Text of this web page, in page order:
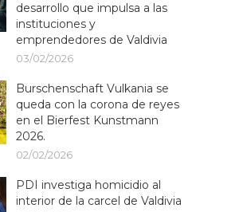
desarrollo que impulsa a las
instituciones y
emprendedores de Valdivia
03/02/2026
Burschenschaft Vulkania se
queda con la corona de reyes
en el Bierfest Kunstmann
2026.
02/02/2026
PDI investiga homicidio al
interior de la carcel de Valdivia